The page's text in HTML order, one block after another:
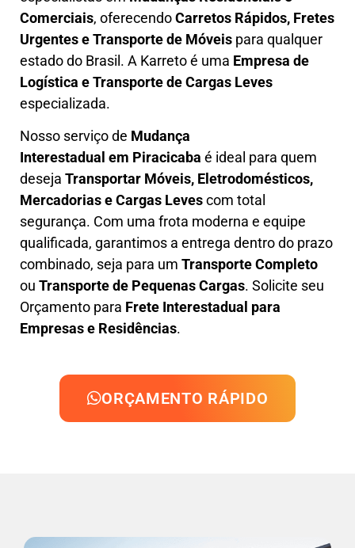
Comerciais, oferecendoCarretos Rápidos, Fretes
Urgentes e Transporte de Móveis para qualquer
estado do Brasil. A Karretoé uma Empresa de
Logística e Transporte de Cargas Leves
especializada.
Nosso serviço de Mudança
Interestadual em Piracicaba é ideal para quem
deseja Transportar Móveis, Eletrodomésticos,
Mercadorias e Cargas Levescom total
segurança. Com uma frota moderna e equipe
qualificada, garantimos a entrega dentro do prazo
combinado, seja para um Transporte Completo
ou Transporte de Pequenas Cargas. Solicite seu
Orçamento para Frete Interestadual para
Empresas e Residências.
ORÇAMENTO RÁPIDO